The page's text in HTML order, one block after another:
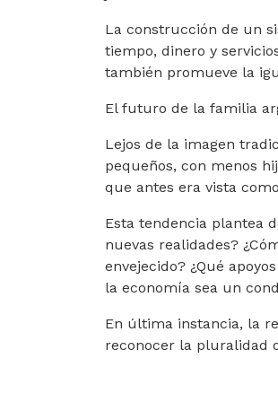
La construcción de un
tiempo, dinero y
también promueve la
El futuro de la familia
Lejos de la imagen
pequeños, con menos
que antes era vista
Esta tendencia plantea
nuevas realidades?
envejecido? ¿Qué
la economía sea un
En última instancia, la
reconocer la pluralidad